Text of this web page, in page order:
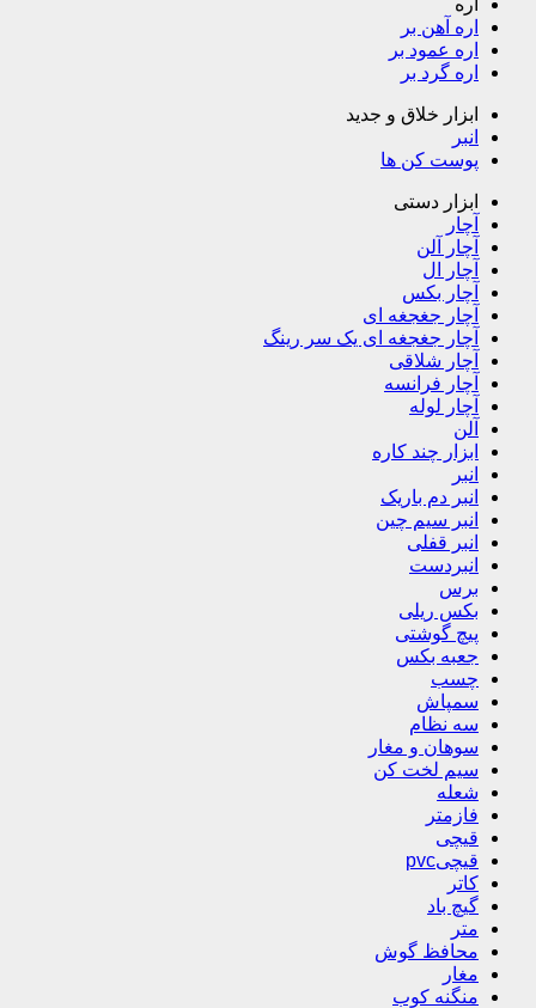
اره آهن بر
اره عمود بر
اره گرد بر
ابزار خلاق و جدید
انبر
پوست کن ها
ابزار دستی
آچار
آچار آلن
آچار ال
آچار بکس
آچار جغجغه ای
آچار جغجغه ای یک سر رینگ
آچار شلاقی
آچار فرانسه
آچار لوله
آلن
ابزار چند کاره
انبر
انبر دم باریک
انبر سیم چین
انبر قفلی
انبردست
برس
بکس ریلی
پیچ گوشتی
جعبه بکس
چسب
سمپاش
سه نظام
سوهان و مغار
سیم لخت کن
شعله
فازمتر
قیچی
قیچیpvc
کاتر
گیچ باد
متر
محافظ گوش
مغار
منگنه کوب